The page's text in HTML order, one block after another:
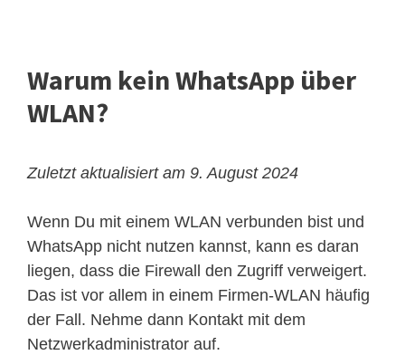
Warum kein WhatsApp über
WLAN?
Zuletzt aktualisiert am 9. August 2024
Wenn Du mit einem WLAN verbunden bist und
WhatsApp nicht nutzen kannst, kann es daran
liegen, dass die Firewall den Zugriff verweigert.
Das ist vor allem in einem Firmen-WLAN häufig
der Fall. Nehme dann Kontakt mit dem
Netzwerkadministrator auf.